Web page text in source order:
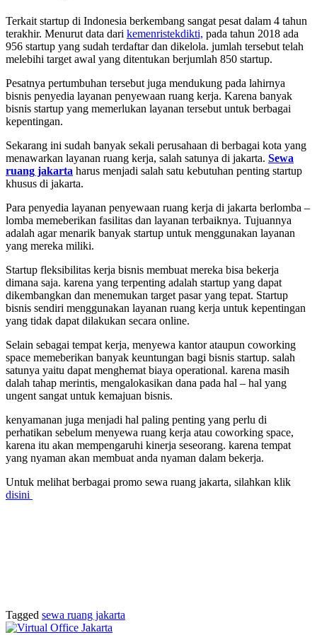
Terkait startup di Indonesia berkembang sangat pesat dalam 4 tahun
terakhir. Menurut data dari kemenristekdikti, pada tahun 2018 ada
956 startup yang sudah terdaftar dan dikelola. jumlah tersebut telah
melebihi target awal yang ditentukan berjumlah 850 startup.
Pesatnya pertumbuhan tersebut juga mendukung pada lahirnya
bisnis penyedia layanan penyewaan ruang kerja. Karena banyak
bisnis startup yang memerlukan layanan tersebut untuk berbagai
kepentingan.
Sekarang ini sudah banyak sekali perusahaan di berbagai kota yang
menawarkan layanan ruang kerja, salah satunya di jakarta. Sewa
ruang jakarta harus menjadi salah satu kebutuhan penting startup
khusus di jakarta.
Para penyedia layanan penyewaan ruang kerja di jakarta berlomba –
lomba memeberikan fasilitas dan layanan terbaiknya. Tujuannya
adalah agar menarik banyak startup untuk menggunakan layanan
yang mereka miliki.
Startup fleksibilitas kerja bisnis membuat mereka bisa bekerja
dimana saja. karena yang terpenting adalah startup yang dapat
dikembangkan dan menemukan target pasar yang tepat. Startup
bisnis sendiri menggunakan layanan ruang kerja untuk kepentingan
yang tidak dapat dilakukan secara online.
Selain sebagai tempat kerja, menyewa kantor ataupun coworking
space memeberikan banyak keuntungan bagi bisnis startup. salah
satunya yaitu dapat menghemat biaya operational. karena masih
dalah tahap merintis, mengalokasikan dana pada hal – hal yang
ungent sangat untuk kemajuan bisnis.
kenyamanan juga menjadi hal paling penting yang perlu di
perhatikan sebelum menyewa ruang kerja atau coworking space,
karena itu akan mempengaruhi kinerja seseorang. karena tempat
yang nyaman akan membuat anda nyaman dalam bekerja.
Untuk melihat berbagai promo sewa ruang jakarta, silahkan klik
disini
Tagged sewa ruang jakarta